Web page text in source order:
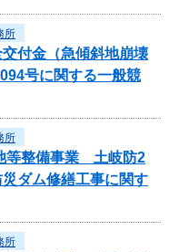
所
付金（急傾斜地崩壊
号に関する一般競
所
等整備事業 土岐防2
ダム修繕工事に関す
所